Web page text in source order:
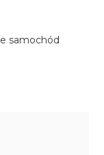
samochód